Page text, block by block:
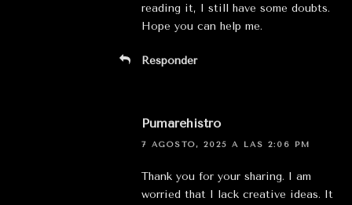
reading it, I still have some doubts.
Hope you can help me.
Responder
Pumarehistro
7 AGOSTO, 2025 A LAS 2:06 PM
Thank you for your sharing. I am
worried that I lack creative ideas. It